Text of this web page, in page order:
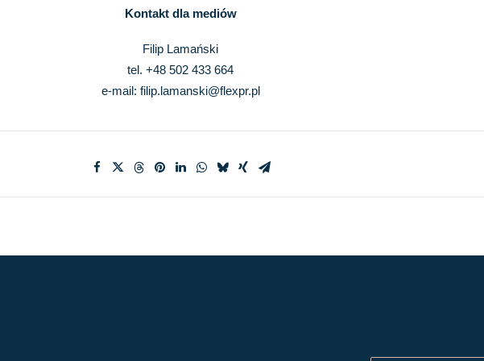
Kontakt dla mediów
Filip Lamański
tel. +48 502 433 664
e-mail: filip.lamanski@flexpr.pl